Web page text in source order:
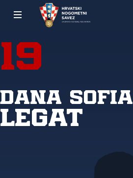
19
Dana Sofia
Legat